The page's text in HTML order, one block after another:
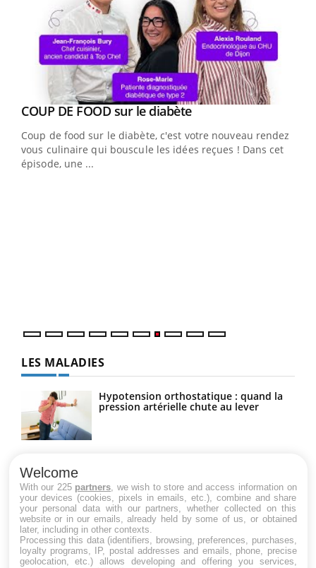
Youtube
COUP DE FOOD sur le diabèteYoutube
Coup de food sur le diabète, c'est votre nouveau rendez-
vous culinaire qui bouscule les idées reçues ! Dans cet
épisode, une ...
LES MALADIES
Hypotension orthostatique : quand la
pression artérielle chute au lever
Maladie de Charcot (Sclérose latérale
amyotrophique)
Welcome
With our 225 partners , we wish to store and access information on
your devices (cookies, pixels in emails, etc.), combine and share
your personal data with our partners, whether collected on this
website or in our emails, already held by some of us, or obtained
later, including in other contexts.
Processing this data (identifiers, browsing, preferences, purchases,
loyalty programs, IP, postal addresses and emails, phone, precise
geolocation, etc.) allows developing and offering you services,